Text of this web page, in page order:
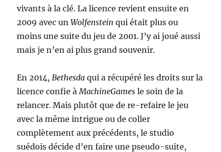
vivants à la clé. La licence revient ensuite en
2009 avec unWolfenstein qui était plus ou
moins une suite du jeu de 2001. J’y ai joué aussi
mais je n’en ai plus grand souvenir.
En 2014,Bethesda qui a récupéré les droits sur la
licence confie àMachineGames le soin de la
relancer. Mais plutôt que de re-refaire le jeu
avec la même intrigue ou de coller
complètement aux précédents, le studio
suédois décide d’en faire une pseudo-suite,